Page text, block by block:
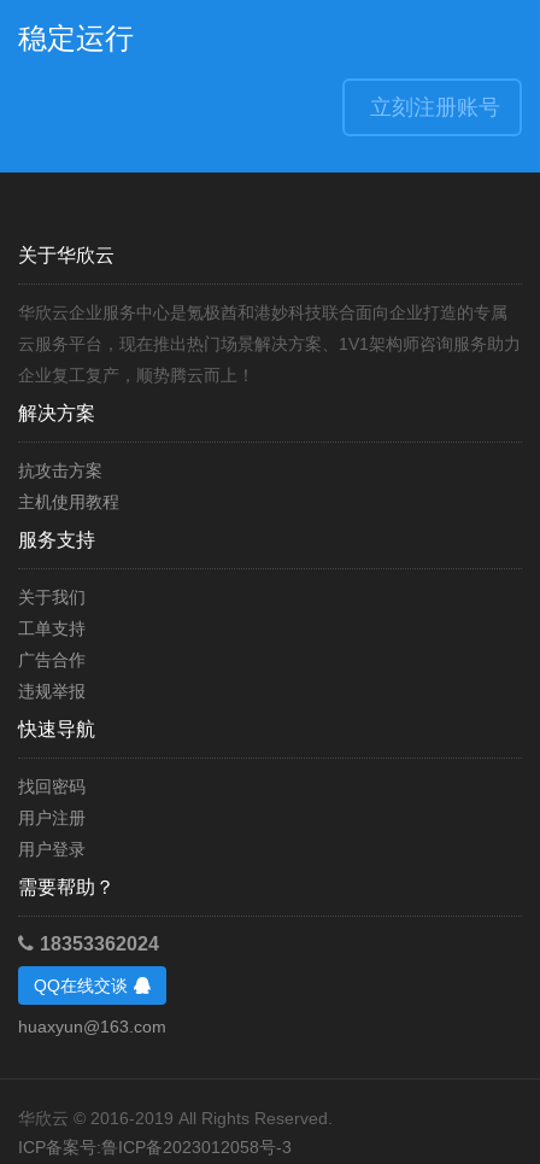
稳定运行
立刻注册账号
关于华欣云
华欣云企业服务中心是氪极酋和港妙科技联合面向企业打造的专属
云服务平台，现在推出热门场景解决方案、1V1架构师咨询服务助力
企业复工复产，顺势腾云而上！
解决方案
抗攻击方案
主机使用教程
服务支持
关于我们
工单支持
广告合作
违规举报
快速导航
找回密码
用户注册
用户登录
需要帮助？
18353362024
QQ在线交谈
huaxyun@163.com
华欣云 © 2016-2019 All Rights Reserved.
ICP备案号:鲁ICP备2023012058号-3